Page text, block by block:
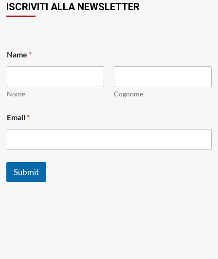
ISCRIVITI ALLA NEWSLETTER
a
m
*
E
i
l
Name *
Nome Cognome
Email *
Submit